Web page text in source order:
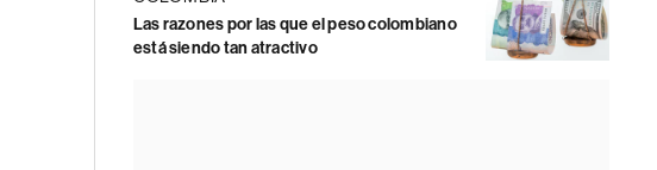
Las razones por las que el peso colombiano
está siendo tan atractivo